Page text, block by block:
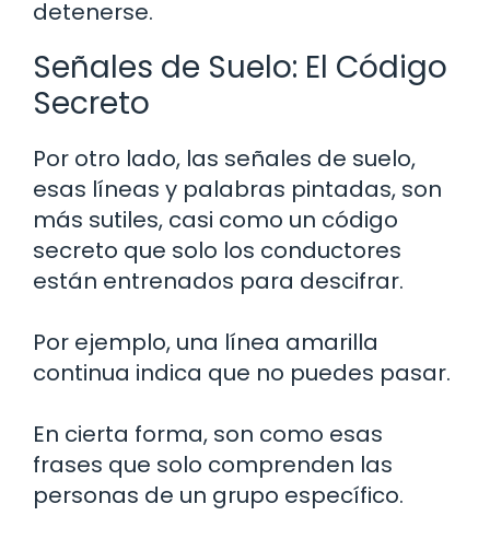
detenerse.
Señales de Suelo: El Código
Secreto
Por otro lado, las señales de suelo,
esas líneas y palabras pintadas, son
más sutiles, casi como un código
secreto que solo los conductores
están entrenados para descifrar.
Por ejemplo, una línea amarilla
continua indica que no puedes pasar.
En cierta forma, son como esas
frases que solo comprenden las
personas de un grupo específico.